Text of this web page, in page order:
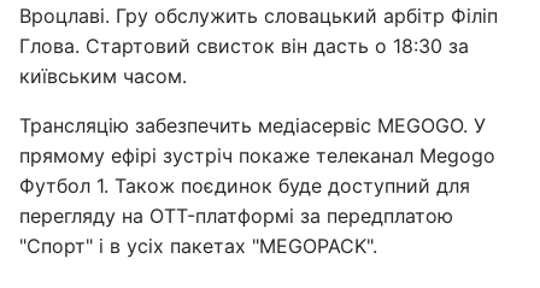
Вроцлаві. Гру обслужить словацький арбітр Філіп
Глова. Стартовий свисток він дасть о 18:30 за
київським часом.
Трансляцію забезпечить медіасервіс MEGOGO. У
прямому ефірі зустріч покаже телеканал Megogo
Футбол 1. Також поєдинок буде доступний для
перегляду на OTT-платформі за передплатою
"Спорт" і в усіх пакетах "MEGOPACK".